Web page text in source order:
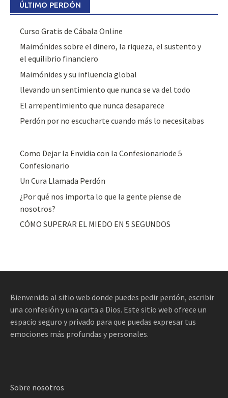
ÚLTIMO PERDÓN
Curso Gratis de Cábala Online
Maimónides sobre el dinero, la riqueza, el sustento y
el equilibrio financiero
Maimónides y su influencia global
llevando un sentimiento que nunca se va del todo
El arrepentimiento que nunca desaparece
Perdón por no escucharte cuando más lo necesitabas
Como Dejar la Envidia con la Confesionariode 5
Confesionario
Un Cura Llamada Perdón
¿Por qué nos importa lo que la gente piense de
nosotros?
CÓMO SUPERAR EL MIEDO EN 5 SEGUNDOS
Bienvenido al sitio web donde puedes pedir perdón, escribir
una confesión y una carta a Dios. Este sitio web ofrece un
espacio seguro y privado para que puedas expresar tus
emociones más profundas y personales.
Sobre nosotros